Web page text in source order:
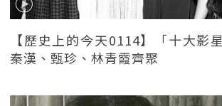
【歷史上的今天0114】「十大影
秦漢、甄珍、林青霞齊聚